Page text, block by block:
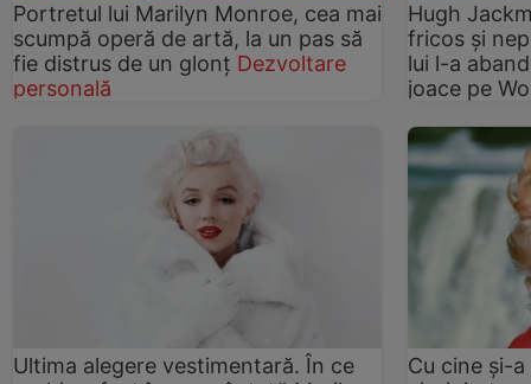
Portretul lui Marilyn Monroe, cea mai
scumpă operă de artă, la un pas să
fie distrus de un glonţ Dezvoltare
personală
Hugh
fricos şi
lui l-a
joace pe
Ultima alegere vestimentară. În ce
Cu cine şi-